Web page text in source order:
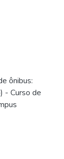
ônibus:
- Curso de